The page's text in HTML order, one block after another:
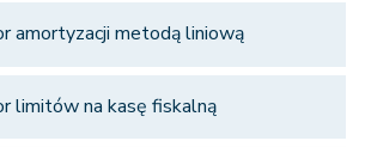
amortyzacji metodą liniową
limitów na kasę fiskalną